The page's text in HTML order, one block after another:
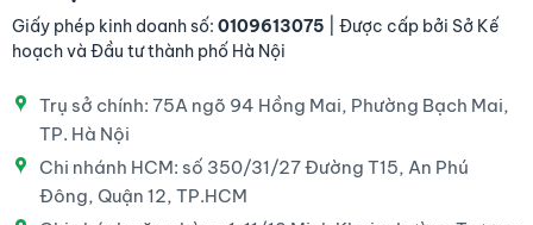
Giấy phép kinh doanh số: 0109613075 | Được cấp bởi Sở Kế
hoạch và Đầu tư thành phố Hà Nội
Trụ sở chính: 75A ngõ 94 Hồng Mai, Phường Bạch Mai,
TP. Hà Nội
Chi nhánh HCM: số 350/31/27 Đường T15, An Phú
Đông, Quận 12, TP.HCM